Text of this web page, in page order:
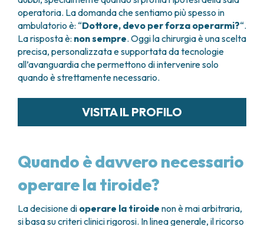
operatoria. La domanda che sentiamo più spesso in
ambulatorio è: “Dottore, devo per forza operarmi?“.
La risposta è: non sempre. Oggi la chirurgia è una scelta
precisa, personalizzata e supportata da tecnologie
all’avanguardia che permettono di intervenire solo
quando è strettamente necessario.
VISITA IL PROFILO
Quando è davvero necessario
operare la tiroide?
La decisione di operare la tiroide non è mai arbitraria,
si basa su criteri clinici rigorosi. In linea generale, il ricorso